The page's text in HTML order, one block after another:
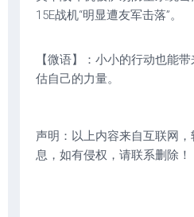
15E战机“明显遭友军击落”。
【微语】：小小的行动也能
估自己的力量。
声明：以上内容来自互联网
息，如有侵权，请联系删除！